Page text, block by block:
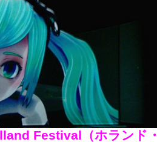
Festival（ホランド・